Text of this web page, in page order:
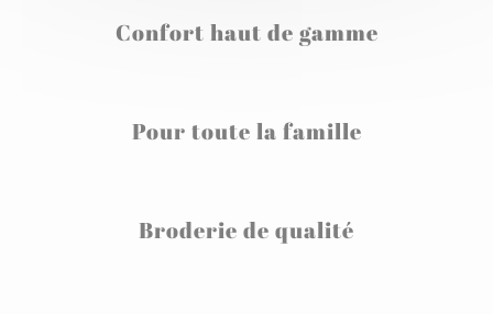
Confort haut de gamme
Pour toute la famille
Broderie de qualité